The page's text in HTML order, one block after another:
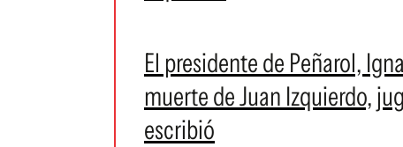
El presidente de Peñarol,
muerte de Juan Izquierdo,
escribió